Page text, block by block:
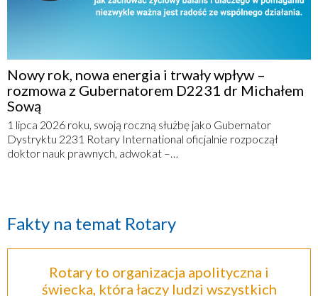
Nowy rok, nowa energia i trwały wpływ –
rozmowa z Gubernatorem D2231 dr Michałem
Sową
1 lipca 2026 roku, swoją roczną służbę jako Gubernator
Dystryktu 2231 Rotary International oficjalnie rozpoczął
doktor nauk prawnych, adwokat –…
Fakty na temat Rotary
Rotary to organizacja apolityczna i
świecka, która łaczy ludzi wszystkich